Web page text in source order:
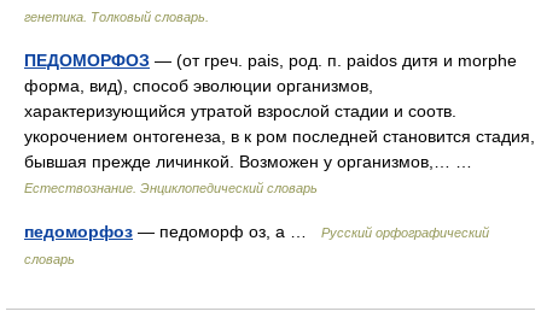
генетика. Толковый словарь.
ПЕДОМОРФОЗ — (от греч. pais, род. п. paidos дитя и morphe
форма, вид), способ эволюции организмов,
характеризующийся утратой взрослой стадии и соотв.
укорочением онтогенеза, в к ром последней становится стадия,
бывшая прежде личинкой. Возможен у организмов,… …
Естествознание. Энциклопедический словарь
педоморфоз — педоморф оз, а …
Русский орфографический
словарь